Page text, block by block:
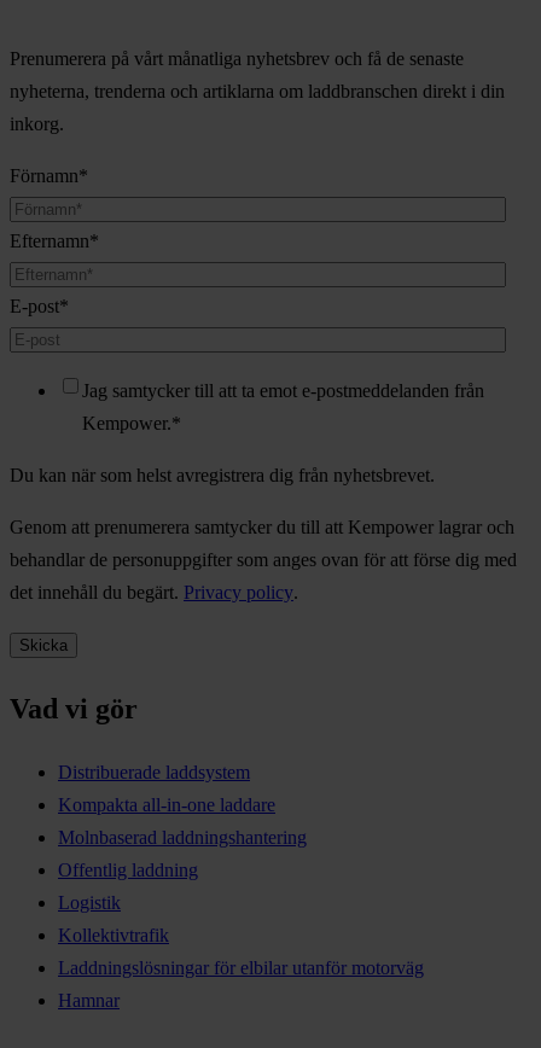
Prenumerera på vårt månatliga nyhetsbrev och få de senaste
nyheterna, trenderna och artiklarna om laddbranschen direkt i din
inkorg.
Förnamn*
Efternamn*
E-post*
Jag samtycker till att ta emot e-postmeddelanden från
Kempower.*
Du kan när som helst avregistrera dig från nyhetsbrevet.
Genom att prenumerera samtycker du till att Kempower lagrar och
behandlar de personuppgifter som anges ovan för att förse dig med
det innehåll du begärt. Privacy policy.
Vad vi gör
Distribuerade laddsystem
Kompakta all-in-one laddare
Molnbaserad laddningshantering
Offentlig laddning
Logistik
Kollektivtrafik
Laddningslösningar för elbilar utanför motorväg
Hamnar